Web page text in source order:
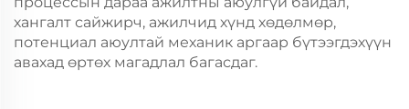
хангалт сайжирч, ажилчид хүнд хөдөлмөр,
потенциал аюултай механик аргаар бүтээгдэхүүн
авахад өртөх магадлал багасдаг.